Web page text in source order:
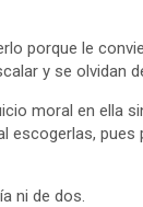
porque le
y se olvidan
moral en ella
escogerlas,
ni de dos.